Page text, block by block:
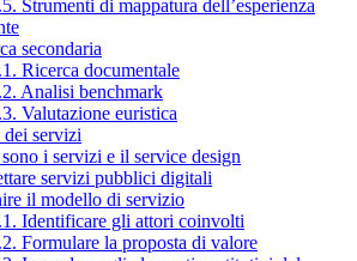
Strumenti di mappatura dell’esperienza
secondaria
Ricerca documentale
Analisi benchmark
Valutazione euristica
dei servizi
i servizi e il service design
servizi pubblici digitali
il modello di servizio
Identificare gli attori coinvolti
Formulare la proposta di valore